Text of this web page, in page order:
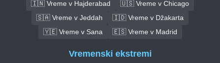
🇮🇳 Vreme v Hajderabad
🇺🇸 Vreme v Chicago
🇸🇦 Vreme v Jeddah
🇮🇩 Vreme v Džakarta
🇾🇪 Vreme v Sana
🇪🇸 Vreme v Madrid
Vremenski ekstremi